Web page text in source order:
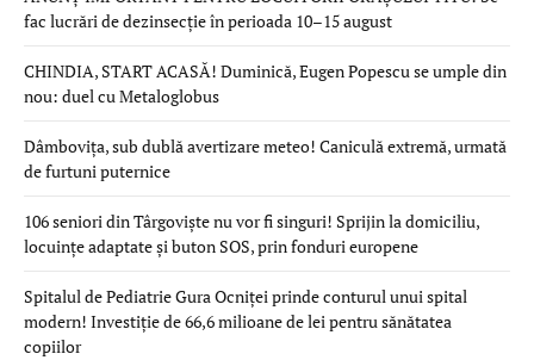
fac lucrări de dezinsecție în perioada 10–15 august
CHINDIA, START ACASĂ! Duminică, Eugen Popescu se umple din
nou: duel cu Metaloglobus
Dâmbovița, sub dublă avertizare meteo! Caniculă extremă, urmată
de furtuni puternice
106 seniori din Târgoviște nu vor fi singuri! Sprijin la domiciliu,
locuințe adaptate și buton SOS, prin fonduri europene
Spitalul de Pediatrie Gura Ocniței prinde conturul unui spital
modern! Investiție de 66,6 milioane de lei pentru sănătatea
copiilor